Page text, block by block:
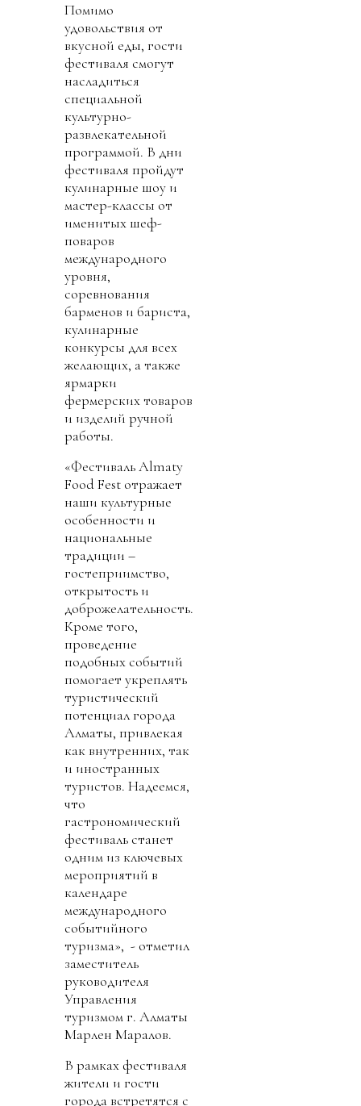
Помимо
удовольствия от
вкусной еды, гости
фестиваля смогут
насладиться
специальной
культурно-
развлекательной
программой. В дни
фестиваля пройдут
кулинарные шоу и
мастер-классы от
именитых шеф-
поваров
международного
уровня,
соревнования
барменов и бариста,
кулинарные
конкурсы для всех
желающих, а также
ярмарки
фермерских товаров
и изделий ручной
работы.
«Фестиваль Almaty
Food Fest отражает
наши культурные
особенности и
национальные
традиции –
гостеприимство,
открытость и
доброжелательность.
Кроме того,
проведение
подобных событий
помогает укреплять
туристический
потенциал города
Алматы, привлекая
как внутренних, так
и иностранных
туристов. Надеемся,
что
гастрономический
фестиваль станет
одним из ключевых
мероприятий в
календаре
международного
событийного
туризма», - отметил
заместитель
руководителя
Управления
туризмом г. Алматы
Марлен Маралов.
В рамках фестиваля
жители и гости
города встретятся с